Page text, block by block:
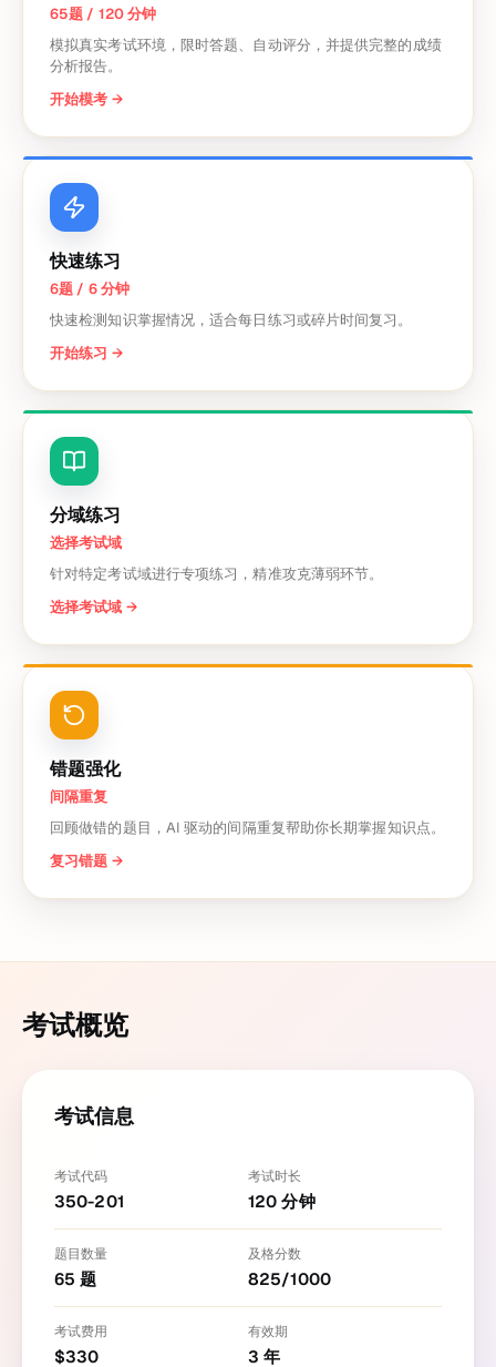
65题 / 120 分钟
模拟真实考试环境，限时答题、自动评分，并提供完整的成绩
分析报告。
开始模考 →
快速练习
6题 / 6 分钟
快速检测知识掌握情况，适合每日练习或碎片时间复习。
开始练习 →
分域练习
选择考试域
针对特定考试域进行专项练习，精准攻克薄弱环节。
选择考试域 →
错题强化
间隔重复
回顾做错的题目，AI 驱动的间隔重复帮助你长期掌握知识点。
复习错题 →
考试概览
考试信息
考试代码
350-201
考试时长
120 分钟
题目数量
65 题
及格分数
825/1000
考试费用
$330
有效期
3 年